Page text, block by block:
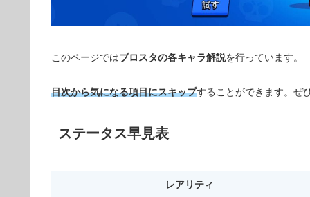
このページではブロスタの各キャラ解説を行っています。
目次から気になる項目にスキップすることができます。ぜ
ステータス早見表
レアリティ